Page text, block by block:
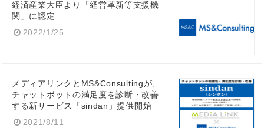
経済産業大臣より「経営革新等支援機
関」に認定
2022/1/25
メディアリンクとMS&Consultingが、
チャットボットの満足度を診断・改善
する新サービス「sindan」提供開始
2021/8/11